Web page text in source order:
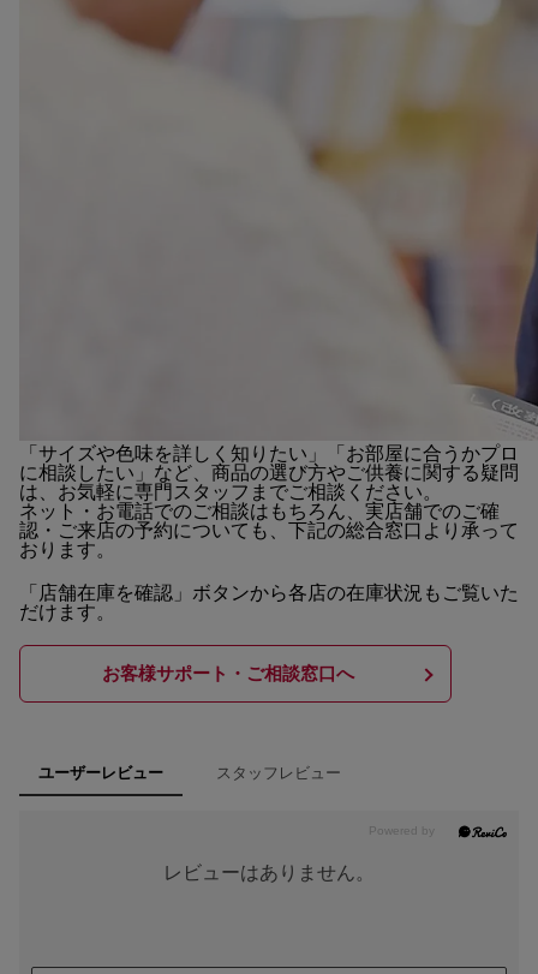
「サイズや色味を詳しく知りたい」「お部屋に合うかプロ
に相談したい」など、商品の選び方やご供養に関する疑問
は、お気軽に専門スタッフまでご相談ください。
ネット・お電話でのご相談はもちろん、実店舗でのご確
認・ご来店の予約についても、下記の総合窓口より承って
おります。
「店舗在庫を確認」ボタンから各店の在庫状況もご覧いた
だけます。
お客様サポート・ご相談窓口へ
ユーザーレビュー スタッフレビュー
レビューはありません。